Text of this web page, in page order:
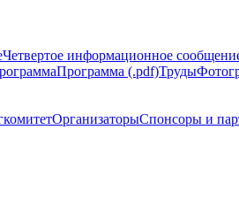
Четвертое информационное
Программа (.pdf)Труды
ОрганизаторыСпонсоры и